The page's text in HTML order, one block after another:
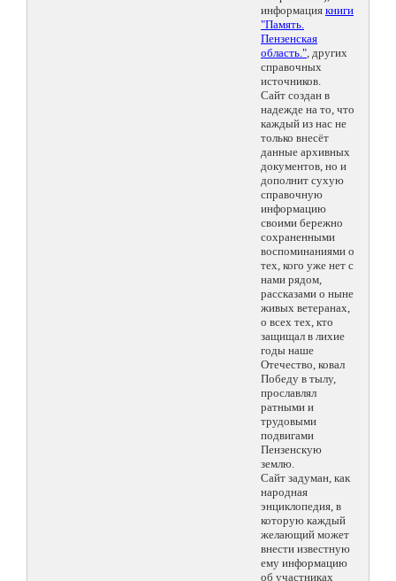
информация книги
"Память.
Пензенская
область.", других
справочных
источников.
Сайт создан в
надежде на то, что
каждый из нас не
только внесёт
данные архивных
документов, но и
дополнит сухую
справочную
информацию
своими бережно
сохраненными
воспоминаниями о
тех, кого уже нет с
нами рядом,
рассказами о ныне
живых ветеранах,
о всех тех, кто
защищал в лихие
годы наше
Отечество, ковал
Победу в тылу,
прославлял
ратными и
трудовыми
подвигами
Пензенскую
землю.
Сайт задуман, как
народная
энциклопедия, в
которую каждый
желающий может
внести известную
ему информацию
об участниках